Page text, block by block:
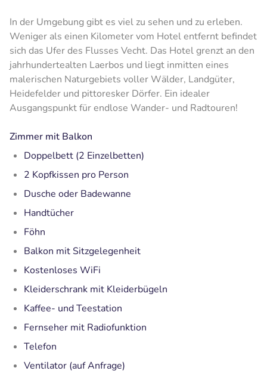
In der Umgebung gibt es viel zu sehen und zu erleben.
Weniger als einen Kilometer vom Hotel entfernt befindet
sich das Ufer des Flusses Vecht. Das Hotel grenzt an den
jahrhundertealten Laerbos und liegt inmitten eines
malerischen Naturgebiets voller Wälder, Landgüter,
Heidefelder und pittoresker Dörfer. Ein idealer
Ausgangspunkt für endlose Wander- und Radtouren!
Zimmer mit Balkon
Doppelbett (2 Einzelbetten)
2 Kopfkissen pro Person
Dusche oder Badewanne
Handtücher
Föhn
Balkon mit Sitzgelegenheit
Kostenloses WiFi
Kleiderschrank mit Kleiderbügeln
Kaffee- und Teestation
Fernseher mit Radiofunktion
Telefon
Ventilator (auf Anfrage)